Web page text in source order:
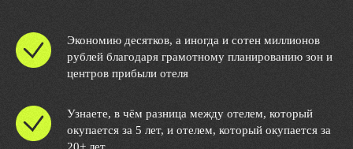
Экономию десятков, а иногда и сотен миллионов
рублей благодаря грамотному планированию зон и
центров прибыли отеля
Узнаете, в чём разница между отелем, который
окупается за 5 лет, и отелем, который окупается за